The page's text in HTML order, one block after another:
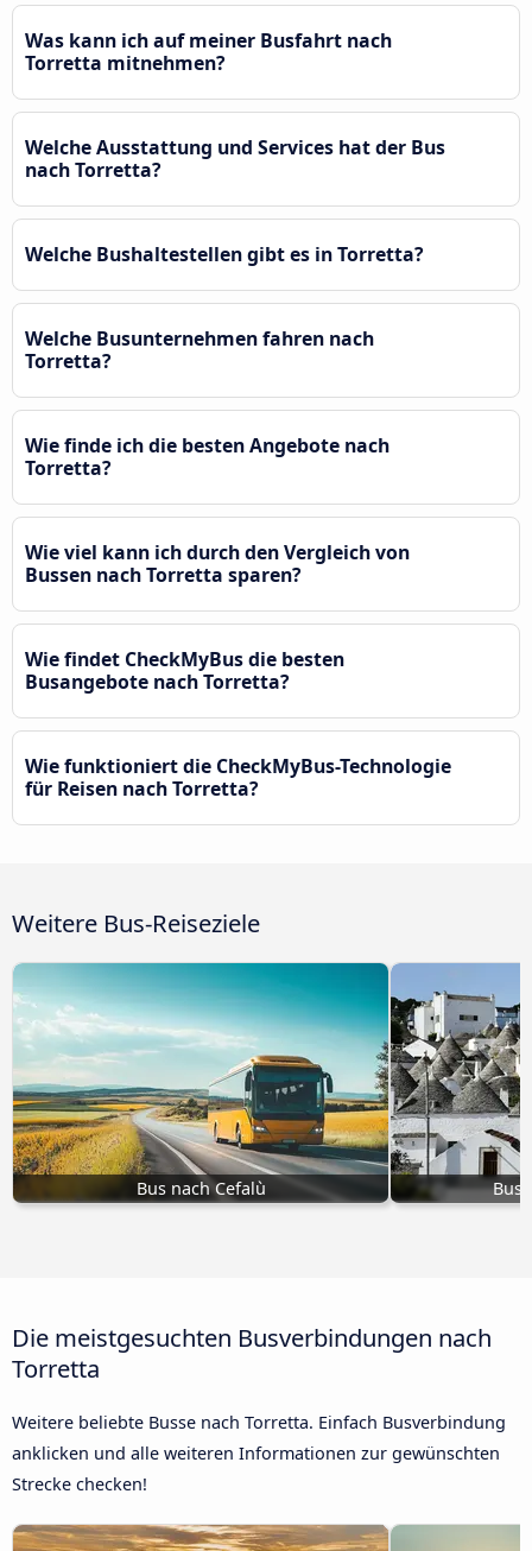
Was kann ich auf meiner Busfahrt nach
Torretta mitnehmen?
Welche Ausstattung und Services hat der Bus
nach Torretta?
Welche Bushaltestellen gibt es in Torretta?
Welche Busunternehmen fahren nach
Torretta?
Wie finde ich die besten Angebote nach
Torretta?
Wie viel kann ich durch den Vergleich von
Bussen nach Torretta sparen?
Wie findet CheckMyBus die besten
Busangebote nach Torretta?
Wie funktioniert die CheckMyBus-Technologie
für Reisen nach Torretta?
Weitere Bus-Reiseziele
Bus nach Cefalù Bus
Die meistgesuchten Busverbindungen nach
Torretta
Weitere beliebte Busse nach Torretta. Einfach Busverbindung
anklicken und alle weiteren Informationen zur gewünschten
Strecke checken!